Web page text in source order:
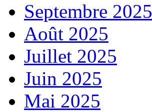
Septembre 2025
Août 2025
Juillet 2025
Juin 2025
Mai 2025